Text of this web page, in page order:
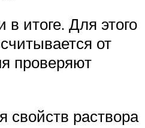
итоге. Для этого
от
проверяют
свойств раствора